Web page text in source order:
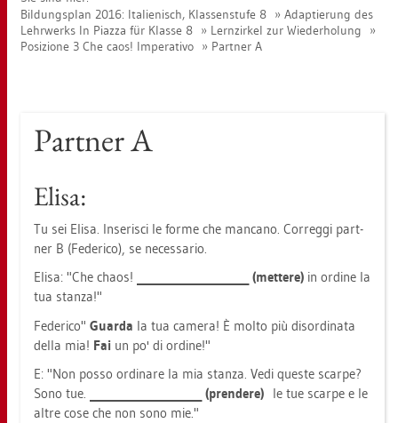
Bil­dungs­plan 2016: Ita­lie­nisch, Klas­sen­stu­fe 8
Ad­ap­tie­rung des
Lehr­werks In Piaz­za für Klas­se 8
Lern­zir­kel zur Wie­der­ho­lung
Po­si­zio­ne 3 Che caos! Im­pe­ra­tivo
Part­ner A
Part­ner A
Elisa:
Tu sei Elisa. In­se­ri­sci le forme che man­ca­no. Cor­reg­gi part­
ner B (Fe­de­ri­co), se ne­ces­sa­rio.
Elisa: "Che chaos!
(met­te­re) in or­di­ne la
tua stan­za!"
Fe­de­ri­co" Guar­da la tua ca­me­ra! È molto più dis­or­di­na­ta
della mia! Fai un po' di or­di­ne!"
E: "Non posso or­di­na­re la mia stan­za. Vedi ques­te scar­pe?
Sono tue.
_____________________ (pren­de­re) le tue scar­pe e le
altre cose che non sono mie."